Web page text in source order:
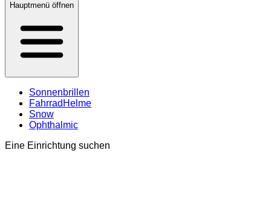
Hauptmenü öffnen
Sonnenbrillen
FahrradHelme
Snow
Ophthalmic
Eine Einrichtung suchen